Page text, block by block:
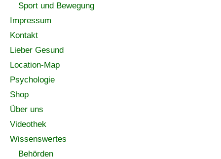
Sport und Bewegung
Impressum
Kontakt
Lieber Gesund
Location-Map
Psychologie
Shop
Über uns
Videothek
Wissenswertes
Behörden